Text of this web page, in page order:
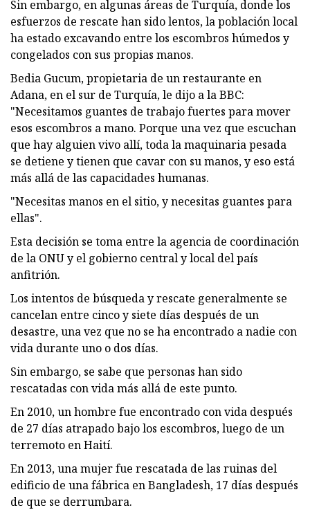
Sin embargo, en algunas áreas de Turquía, donde los
esfuerzos de rescate han sido lentos, la población local
ha estado excavando entre los escombros húmedos y
congelados con sus propias manos.
Bedia Gucum, propietaria de un restaurante en
Adana, en el sur de Turquía, le dijo a la BBC:
"Necesitamos guantes de trabajo fuertes para mover
esos escombros a mano. Porque una vez que escuchan
que hay alguien vivo allí, toda la maquinaria pesada
se detiene y tienen que cavar con su manos, y eso está
más allá de las capacidades humanas.
"Necesitas manos en el sitio, y necesitas guantes para
ellas".
Esta decisión se toma entre la agencia de coordinación
de la ONU y el gobierno central y local del país
anfitrión.
Los intentos de búsqueda y rescate generalmente se
cancelan entre cinco y siete días después de un
desastre, una vez que no se ha encontrado a nadie con
vida durante uno o dos días.
Sin embargo, se sabe que personas han sido
rescatadas con vida más allá de este punto.
En 2010, un hombre fue encontrado con vida después
de 27 días atrapado bajo los escombros, luego de un
terremoto en Haití.
En 2013, una mujer fue rescatada de las ruinas del
edificio de una fábrica en Bangladesh, 17 días después
de que se derrumbara.